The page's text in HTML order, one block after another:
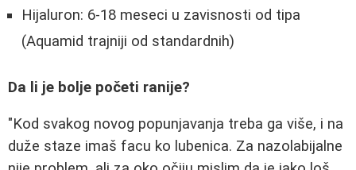
Hijaluron: 6-18 meseci u zavisnosti od tipa
(Aquamid trajniji od standardnih)
Da li je bolje početi ranije?
"Kod svakog novog popunjavanja treba ga više, i na
duže staze imaš facu ko lubenica. Za nazolabijalne